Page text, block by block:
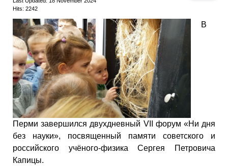
Hits: 2242
В
Перми завершился двухдневный VII форум «Ни дня
без науки», посвященный памяти советского и
российского учёного-физика Сергея Петровича
Капицы.